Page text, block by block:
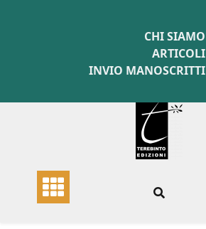
CHI SIAMO
ARTICOLI
INVIO MANOSCRITTI